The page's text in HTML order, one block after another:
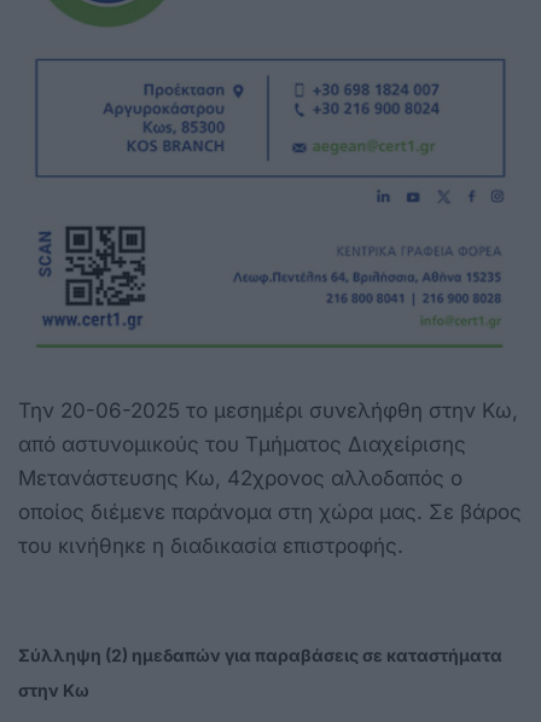
Την 20-06-2025 το μεσημέρι συνελήφθη στην Κω,
από αστυνομικούς του Τμήματος Διαχείρισης
Μετανάστευσης Κω, 42χρονος αλλοδαπός ο
οποίος διέμενε παράνομα στη χώρα μας. Σε βάρος
του κινήθηκε η διαδικασία επιστροφής.
Σύλληψη (2) ημεδαπών για παραβάσεις σε καταστήματα
στην Κω